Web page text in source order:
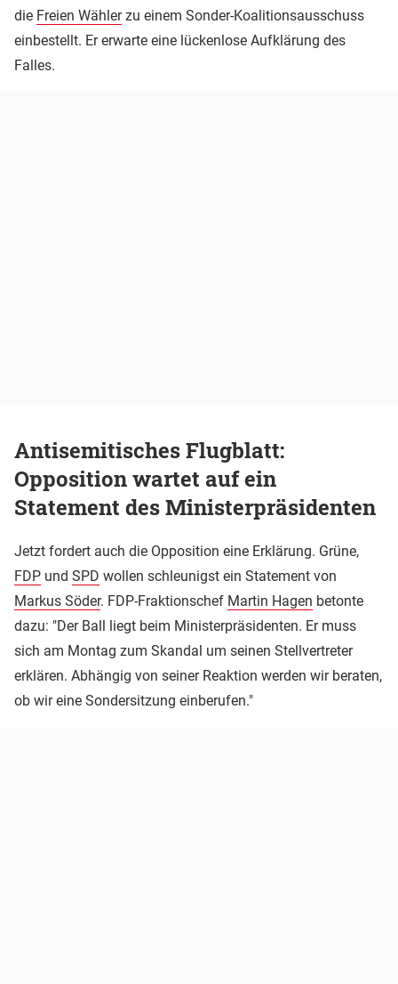
die Freien Wählerzu einem Sonder-Koalitionsausschuss
einbestellt. Er erwarte eine lückenlose Aufklärung des
Falles.
Antisemitisches Flugblatt:
Opposition wartet auf ein
Statement des Ministerpräsidenten
Jetzt fordert auch die Opposition eine Erklärung. Grüne,
FDP und SPD wollen schleunigst ein Statement von
Markus Söder. FDP-Fraktionschef Martin Hagen betonte
dazu: "Der Ball liegt beim Ministerpräsidenten. Er muss
sich am Montag zum Skandal um seinen Stellvertreter
erklären. Abhängig von seiner Reaktion werden wir beraten,
ob wir eine Sondersitzung einberufen."